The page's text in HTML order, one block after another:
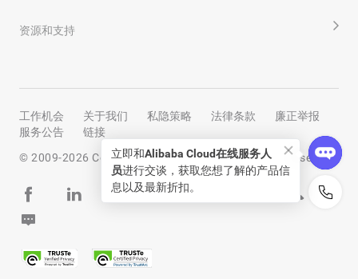
资源和支持
工作机会 关于我们 私隐策略 法律条款
廉正举报
服务公告
链接
© 2009-2026 Copyright by Alibaba Cloud All rights reserved
立即和Alibaba Cloud在线服务人
员进行交谈，获取您想了解的产品信
息以及最新折扣。